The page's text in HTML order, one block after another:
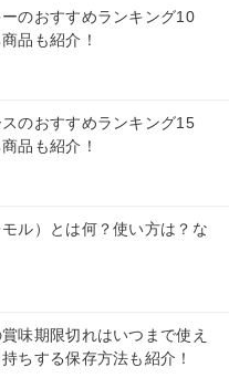
のおすすめランキング10
品も紹介！
のおすすめランキング15
品も紹介！
ル）とは何？使い方は？な
味期限切れはいつまで使え
ちする保存方法も紹介！